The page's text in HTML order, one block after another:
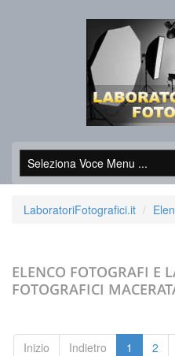
LaboratoriFotografici.it
ELENCO FOTOGRAFI E
FOTOGRAFICI
Inizio Indietro 1 2